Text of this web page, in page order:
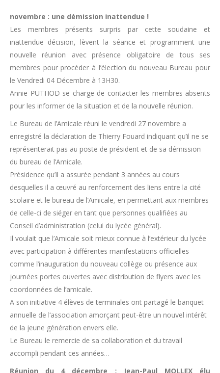
novembre : une démission inattendue !
Les membres présents surpris par cette soudaine et
inattendue décision, lèvent la séance et programment une
nouvelle réunion avec présence obligatoire de tous ses
membres pour procéder à l’élection du nouveau Bureau pour
le Vendredi 04 Décembre à 13H30.
Annie PUTHOD se charge de contacter les membres absents
pour les informer de la situation et de la nouvelle réunion.
Le Bureau de l’Amicale réuni le vendredi 27 novembre a
enregistré la déclaration de Thierry Fouard indiquant qu’il ne se
représenterait pas au poste de président et de sa démission
du bureau de l’Amicale.
Présidence qu’il a assurée pendant 3 années au cours
desquelles il a œuvré au renforcement des liens entre la cité
scolaire et le bureau de l’Amicale, en permettant aux membres
de celle-ci de siéger en tant que personnes qualifiées au
Conseil d’administration (celui du lycée général).
Il voulait que l’Amicale soit mieux connue à l’extérieur du lycée
avec participation à différentes manifestations officielles
comme l’inauguration du nouveau collège ou présence aux
journées portes ouvertes avec distribution de flyers avec les
coordonnées de l’amicale.
A son initiative 4 élèves de terminales ont partagé le banquet
annuelle de l’association amorçant peut-être un nouvel intérêt
de la jeune génération envers elle.
Le Bureau le remercie de sa collaboration et du travail
accompli pendant ces années…
Réunion du 4 décembre : Jean-Paul MOLLEX élu